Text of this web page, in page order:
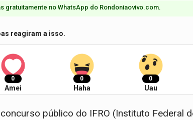
gratuitamente no WhatsApp do Rondoniaovivo.com.​
reagiram a isso.
0
Amei
0
Haha
0
Uau
público do IFRO (Instituto Federal